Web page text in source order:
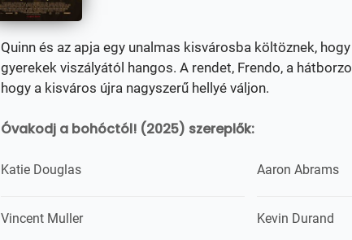
Quinn és az apja egy unalmas kisvárosba költöznek,
gyerekek viszályától hangos. A rendet, Frendo, a
hogy a kisváros újra nagyszerű hellyé váljon.
Óvakodj a bohóctól! (2025) szereplők:
Katie Douglas Aaron Abrams
Vincent Muller Kevin Durand